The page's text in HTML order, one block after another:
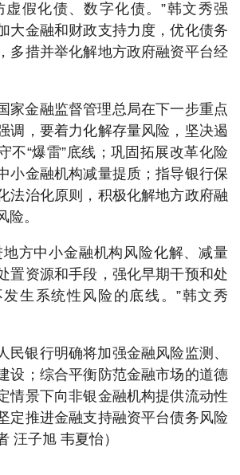
虚假化债、数字化债。”韩文秀强
大金融和财政支持力度，优化债务
多措并举化解地方政府融资平台经
家金融监督管理总局在下一步重点
调，要着力化解存量风险，坚决遏
不“爆雷”底线；巩固拓展改革化险
小金融机构减量提质；指导银行保
法治化原则，积极化解地方政府融
险。
地方中小金融机构风险化解、减量
置资源和手段，强化早期干预和处
生系统性风险的底线。”韩文秀
民银行明确将加强金融风险监测、
设；综合平衡防范金融市场的道德
情景下向非银金融机构提供流动性
定推进金融支持融资平台债务风险
汪子旭 韦夏怡）